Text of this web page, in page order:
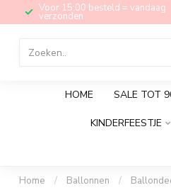
Voor 15:00 besteld = vandaag
verzonden
HOME SALE TOT
KINDERFEESTJE
Home / Ballonnen /